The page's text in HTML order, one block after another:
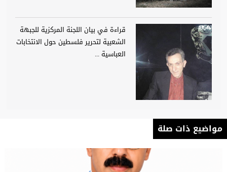
قراءة في بيان اللجنة المركزية للجبهة
الشعبية لتحرير فلسطين حول الانتخابات
العباسية ...
مواضيع ذات صلة